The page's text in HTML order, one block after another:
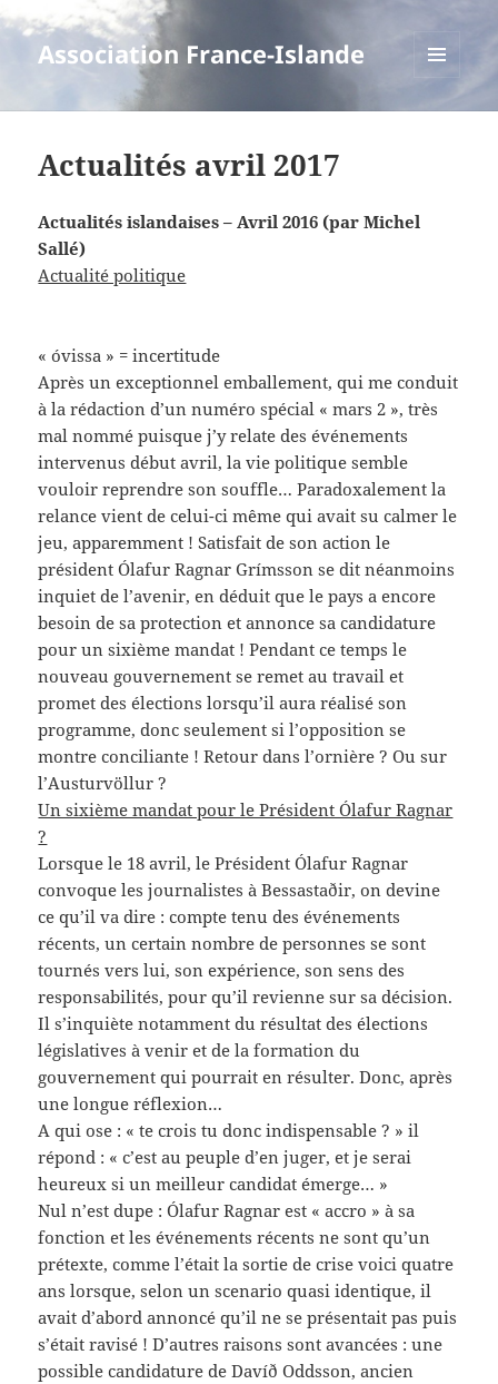
Association France-Islande
Actualités avril 2017
Actualités islandaises – Avril 2016 (par Michel
Sallé)
Actualité politique
« óvissa » = incertitude
Après un exceptionnel emballement, qui me conduit
à la rédaction d’un numéro spécial « mars 2 », très
mal nommé puisque j’y relate des événements
intervenus début avril, la vie politique semble
vouloir reprendre son souffle… Paradoxalement la
relance vient de celui-ci même qui avait su calmer le
jeu, apparemment ! Satisfait de son action le
président Ólafur Ragnar Grímsson se dit néanmoins
inquiet de l’avenir, en déduit que le pays a encore
besoin de sa protection et annonce sa candidature
pour un sixième mandat ! Pendant ce temps le
nouveau gouvernement se remet au travail et
promet des élections lorsqu’il aura réalisé son
programme, donc seulement si l’opposition se
montre conciliante ! Retour dans l’ornière ? Ou sur
l’Austurvöllur ?
Un sixième mandat pour le Président Ólafur Ragnar
?
Lorsque le 18 avril, le Président Ólafur Ragnar
convoque les journalistes à Bessastaðir, on devine
ce qu’il va dire : compte tenu des événements
récents, un certain nombre de personnes se sont
tournés vers lui, son expérience, son sens des
responsabilités, pour qu’il revienne sur sa décision.
Il s’inquiète notamment du résultat des élections
législatives à venir et de la formation du
gouvernement qui pourrait en résulter. Donc, après
une longue réflexion…
A qui ose : « te crois tu donc indispensable ? » il
répond : « c’est au peuple d’en juger, et je serai
heureux si un meilleur candidat émerge… »
Nul n’est dupe : Ólafur Ragnar est « accro » à sa
fonction et les événements récents ne sont qu’un
prétexte, comme l’était la sortie de crise voici quatre
ans lorsque, selon un scenario quasi identique, il
avait d’abord annoncé qu’il ne se présentait pas puis
s’était ravisé ! D’autres raisons sont avancées : une
possible candidature de Davíð Oddsson, ancien